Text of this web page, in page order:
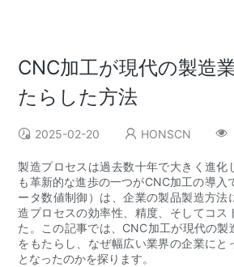
CNC加工が現代の製造
たらした方法
2025-02-20 HONSCN
製造プロセスは過去数十年で大きく進化
も革新的な進歩の一つがCNC加工の導入
ータ数値制御）は、企業の製品製造方法
造プロセスの効率性、精度、そしてコス
た。この記事では、CNC加工が現代の製
をもたらし、なぜ幅広い業界の企業にと
となったのかを探ります。